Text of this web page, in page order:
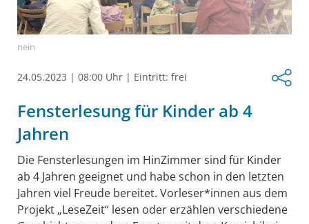
nein
24.05.2023 | 08:00 Uhr | Eintritt: frei
Fensterlesung für Kinder ab 4
Jahren
Die Fensterlesungen im HinZimmer sind für Kinder
ab 4 Jahren geeignet und habe schon in den letzten
Jahren viel Freude bereitet. Vorleser*innen aus dem
Projekt „LeseZeit“ lesen oder erzählen verschiedene